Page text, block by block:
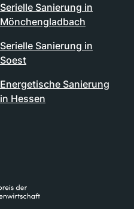
Serielle Sanierung in
Mönchengladbach
Serielle Sanierung in
Soest
Energetische Sanierung
in Hessen